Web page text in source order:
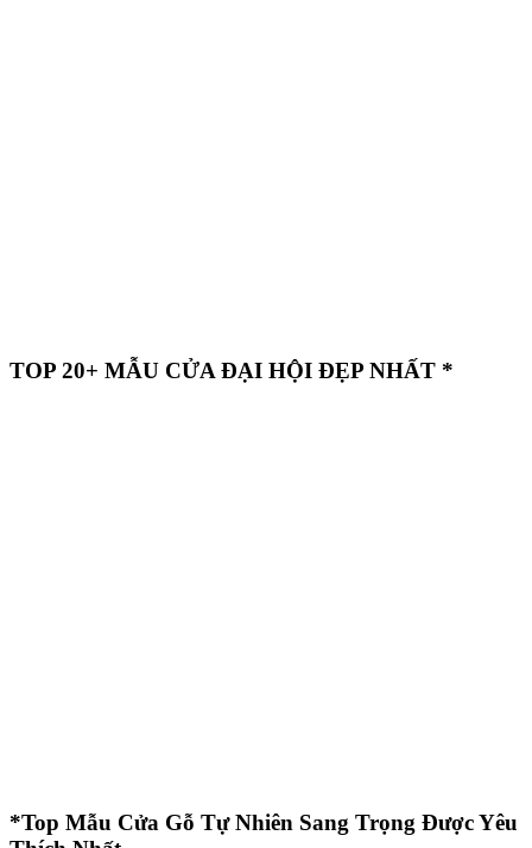
TOP 20+ MẪU CỬA ĐẠI HỘI ĐẸP NHẤT *
*Top Mẫu Cửa Gỗ Tự Nhiên Sang Trọng Được Yêu